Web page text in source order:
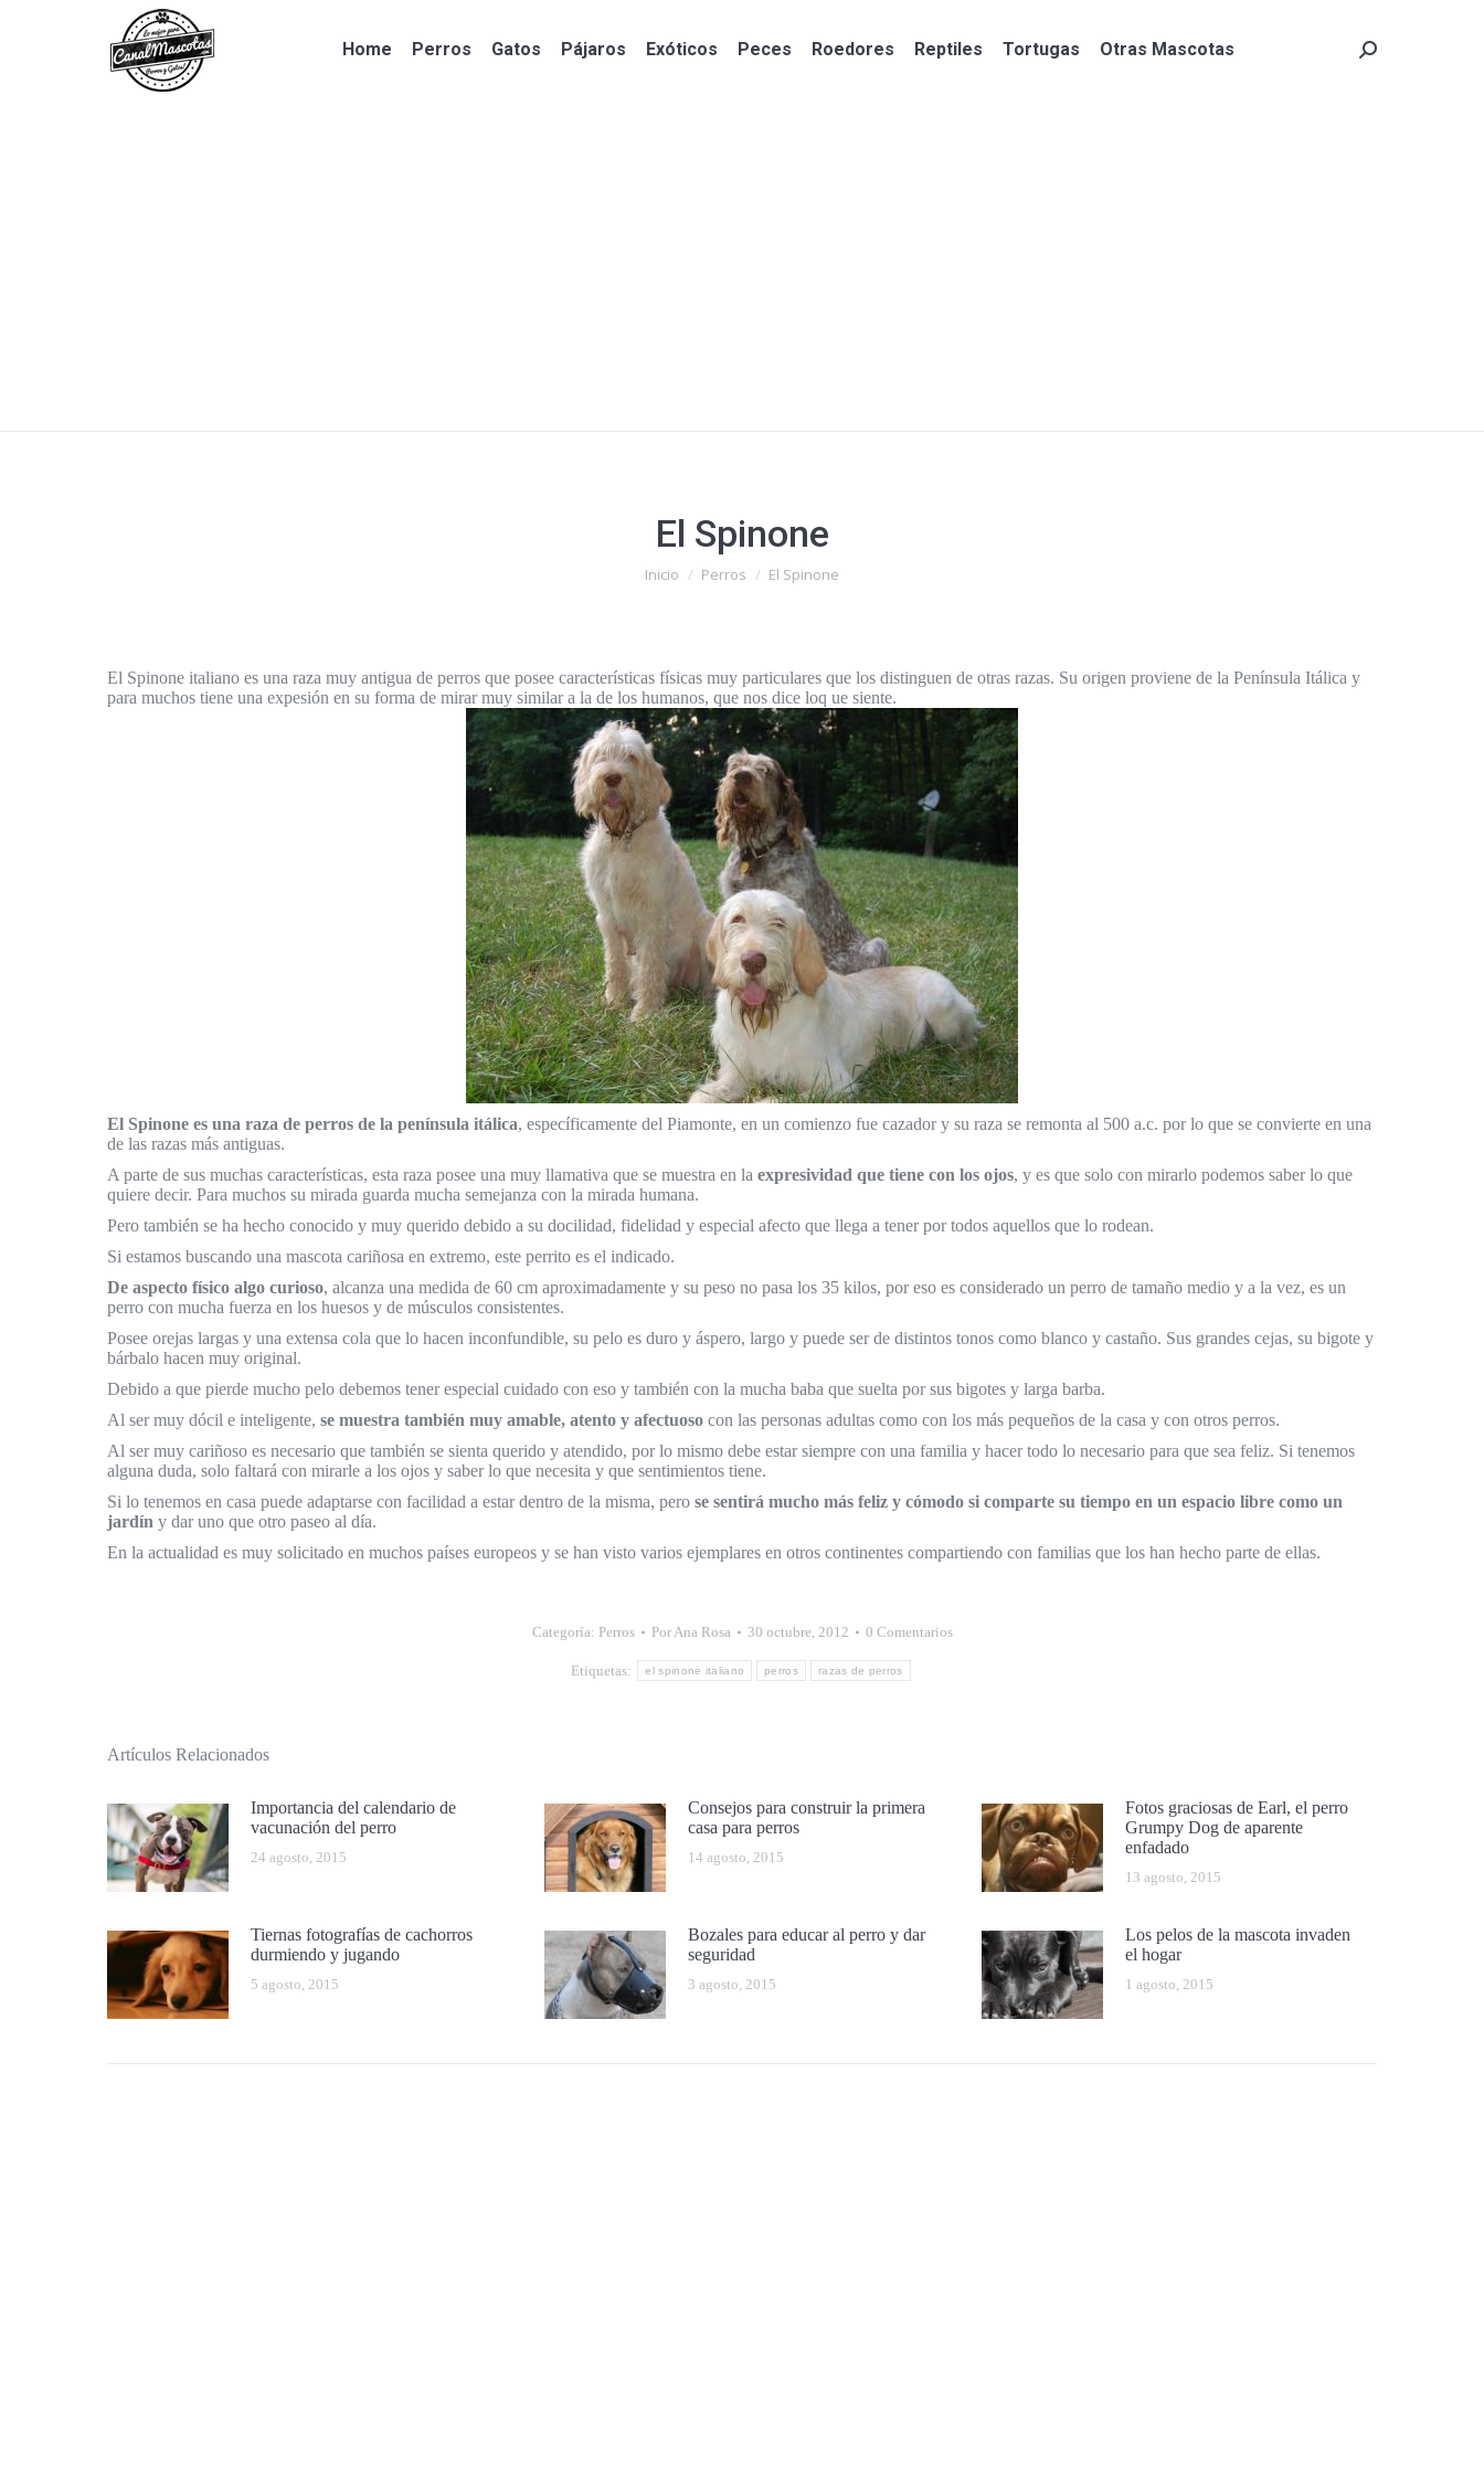
Home Perros Gatos Pájaros Exóticos Peces Roedores Reptiles Tortugas Otras Mascotas Search:
El Spinone
Estás aquí:
Inicio Perros El Spinone
El Spinone italiano es una raza muy antigua de perros que posee características físicas muy particulares que los distinguen de otras razas. Su origen proviene de la Península Itálica y
para muchos tiene una expesión en su forma de mirar muy similar a la de los humanos, que nos dice loq ue siente.
El Spinone es una raza de perros de la península itálica, específicamente del Piamonte, en un comienzo fue cazador y su raza se remonta al 500 a.c. por lo que se convierte en una
de las razas más antiguas.
A parte de sus muchas características, esta raza posee una muy llamativa que se muestra en la expresividad que tiene con los ojos, y es que solo con mirarlo podemos saber lo que
quiere decir. Para muchos su mirada guarda mucha semejanza con la mirada humana.
Pero también se ha hecho conocido y muy querido debido a su docilidad, fidelidad y especial afecto que llega a tener por todos aquellos que lo rodean.
Si estamos buscando una mascota cariñosa en extremo, este perrito es el indicado.
De aspecto físico algo curioso, alcanza una medida de 60 cm aproximadamente y su peso no pasa los 35 kilos, por eso es considerado un perro de tamaño medio y a la vez, es un
perro con mucha fuerza en los huesos y de músculos consistentes.
Posee orejas largas y una extensa cola que lo hacen inconfundible, su pelo es duro y áspero, largo y puede ser de distintos tonos como blanco y castaño. Sus grandes cejas, su bigote y
bárbalo hacen muy original.
Debido a que pierde mucho pelo debemos tener especial cuidado con eso y también con la mucha baba que suelta por sus bigotes y larga barba.
Al ser muy dócil e inteligente, se muestra también muy amable, atento y afectuoso con las personas adultas como con los más pequeños de la casa y con otros perros.
Al ser muy cariñoso es necesario que también se sienta querido y atendido, por lo mismo debe estar siempre con una familia y hacer todo lo necesario para que sea feliz. Si tenemos
alguna duda, solo faltará con mirarle a los ojos y saber lo que necesita y que sentimientos tiene.
Si lo tenemos en casa puede adaptarse con facilidad a estar dentro de la misma, pero se sentirá mucho más feliz y cómodo si comparte su tiempo en un espacio libre como un
jardín y dar uno que otro paseo al día.
En la actualidad es muy solicitado en muchos países europeos y se han visto varios ejemplares en otros continentes compartiendo con familias que los han hecho parte de ellas.
Categoría: Perros PorAna Rosa 30 octubre, 2012 0 Comentarios
Etiquetas: el spinone italiano perros razas de perros
Artículos Relacionados
Importancia del calendario de
vacunación del perro
24 agosto, 2015
Consejos para construir la primera
casa para perros
14 agosto, 2015
Fotos graciosas de Earl, el perro
Grumpy Dog de aparente
enfadado
13 agosto, 2015
Tiernas fotografías de cachorros
durmiendo y jugando
5 agosto, 2015
Bozales para educar al perro y dar
seguridad
3 agosto, 2015
Los pelos de la mascota invaden
el hogar
1 agosto, 2015
Home Perros Gatos Pájaros Exóticos Peces Roedores Reptiles Tortugas Otras Mascotas Search: